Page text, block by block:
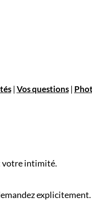
|Vos questions|
votre intimité.
explicitement.